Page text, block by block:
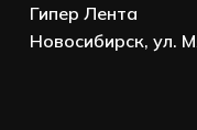
Гипер Лента
Новосибирск, ул.